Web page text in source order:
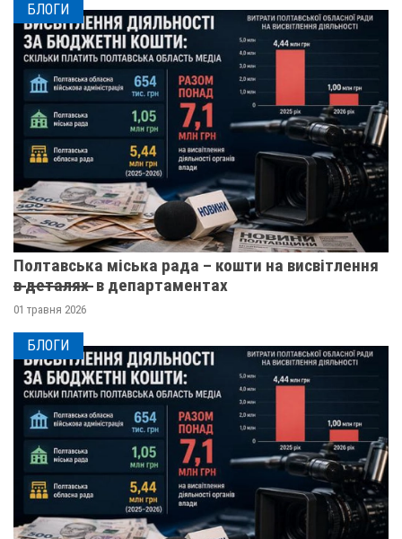
БЛОГИ
Полтавська міська рада – кошти на висвітлення
в̶ ̶д̶е̶т̶а̶л̶я̶х̶ ̶ в департаментах
01 травня 2026
БЛОГИ